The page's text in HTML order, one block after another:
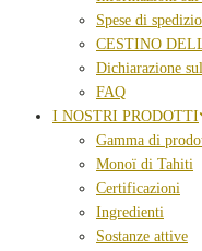
Spese di
CESTINO
Dichiarazione
FAQ
I NOSTRI PRODOTTI
Gamma di
Monoï di Tahiti
Certificazioni
Ingredienti
Sostanze attive